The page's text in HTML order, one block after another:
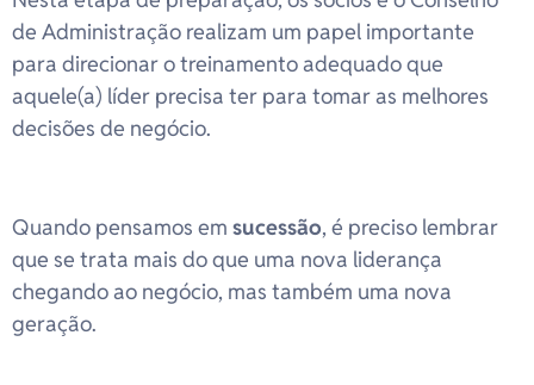
de Administração realizam um papel importante
para direcionar o treinamento adequado que
aquele(a) líder precisa ter para tomar as melhores
decisões de negócio.
Quando pensamos em sucessão, é preciso lembrar
que se trata mais do que uma nova liderança
chegando ao negócio, mas também uma nova
geração.